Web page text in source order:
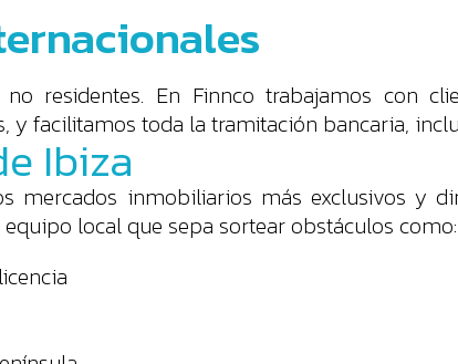
residentes. En Finnco trabajamos con
y facilitamos toda la tramitación bancaria,
Ibiza
mercados inmobiliarios más exclusivos y
local que sepa sortear obstáculos como: